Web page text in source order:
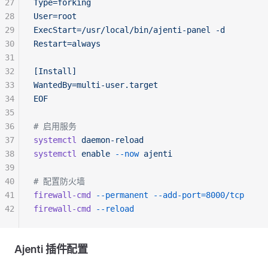
Type=forking
User=root
ExecStart=/usr/local/bin/ajenti-panel -d
Restart=always
[Install]
WantedBy=multi-user.target
EOF
# 启用服务
systemctl
daemon-reload
systemctl
enable --now ajenti
# 配置防火墙
firewall-cmd
--permanent --add-port=8000/tcp
firewall-cmd
--reload
27
28
29
30
31
32
33
34
35
36
37
38
39
40
41
42
Ajenti 插件配置